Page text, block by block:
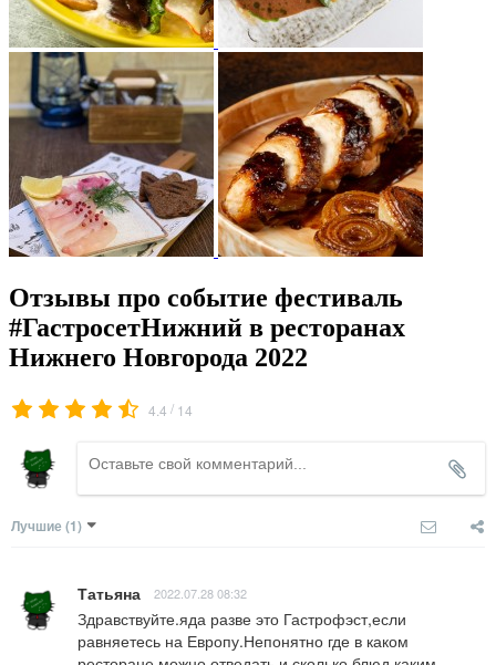
Отзывы про событие фестиваль
#ГастросетНижний в ресторанах
Нижнего Новгорода 2022
4.4 / 14
Лучшие (1)
Татьяна 2022.07.28 08:32
Здравствуйте.яда разве это Гастрофэст,если
равняетесь на Европу.Непонятно где в каком